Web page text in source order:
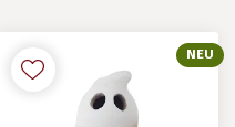
NEU